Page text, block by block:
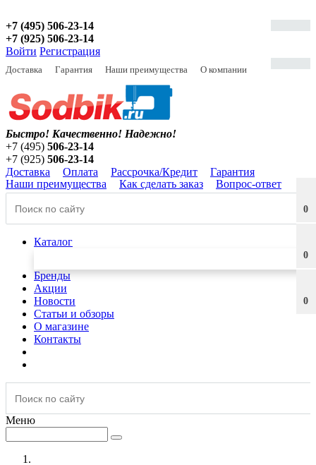
+7 (495) 506-23-14
+7 (925) 506-23-14
Войти Регистрация
Доставка Гарантия Наши преимущества О компании
0
0
0
Быстро! Качественно! Надежно!
+7 (495) 506-23-14
+7 (925) 506-23-14
Доставка
Оплата Рассрочка/Кредит
Гарантия
Наши преимущества
Как сделать заказ Вопрос-ответ
Каталог
Бренды
Акции
Новости
Статьи и обзоры
О магазине
Контакты
Меню